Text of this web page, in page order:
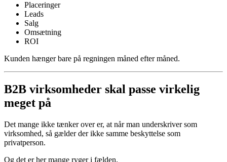
Placeringer
Leads
Salg
Omsætning
ROI
Kunden hænger bare på regningen måned efter måned.
B2B virksomheder skal passe virkelig
meget på
Det mange ikke tænker over er, at når man underskriver som
virksomhed, så gælder der ikke samme beskyttelse som
privatperson.
Og det er her mange ryger i fælden.